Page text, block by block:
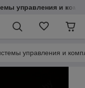
управления и
управления и